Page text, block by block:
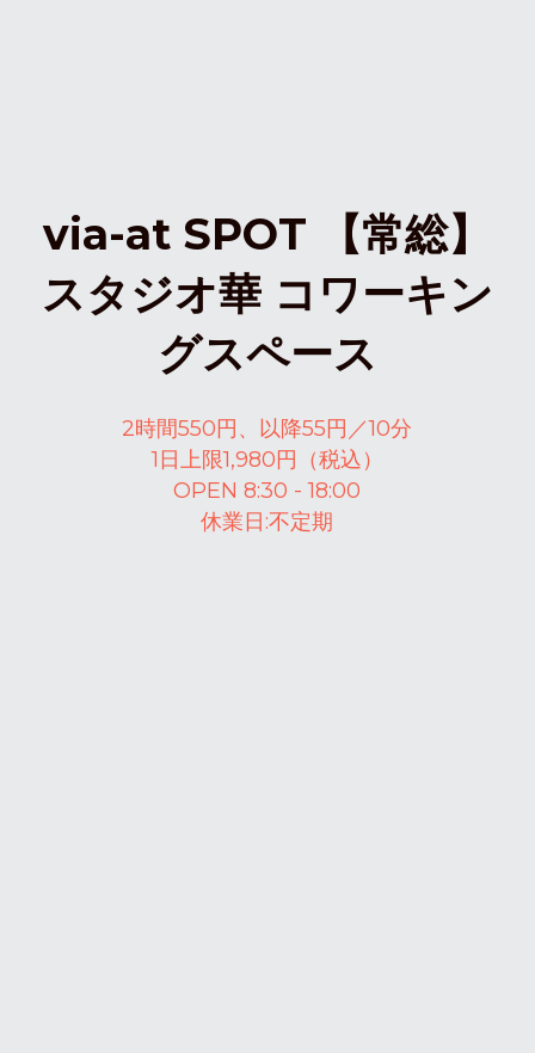
via-at SPOT 【常総】
スタジオ華 コワーキン
グスペース
2時間550円、以降55円／10分
1日上限1,980円（税込）
OPEN 8:30 - 18:00
休業日:不定期